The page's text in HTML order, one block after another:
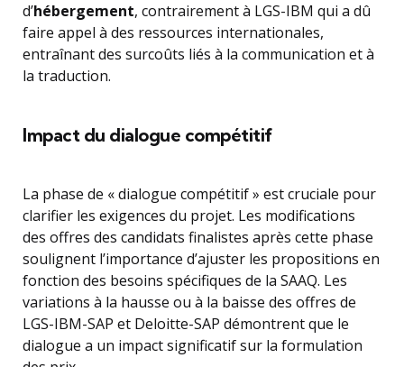
d’hébergement, contrairement à LGS-IBM qui a dû
faire appel à des ressources internationales,
entraînant des surcoûts liés à la communication et à
la traduction.
Impact du dialogue compétitif
La phase de « dialogue compétitif » est cruciale pour
clarifier les exigences du projet. Les modifications
des offres des candidats finalistes après cette phase
soulignent l’importance d’ajuster les propositions en
fonction des besoins spécifiques de la SAAQ. Les
variations à la hausse ou à la baisse des offres de
LGS-IBM-SAP et Deloitte-SAP démontrent que le
dialogue a un impact significatif sur la formulation